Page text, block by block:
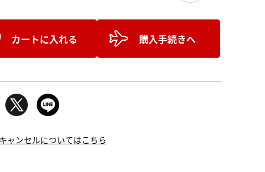
カートに入れる 購入手続きへ
ャンセルについてはこちら